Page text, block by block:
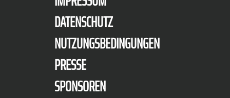
DATENSCHUTZ
NUTZUNGSBEDINGUNGEN
PRESSE
SPONSOREN